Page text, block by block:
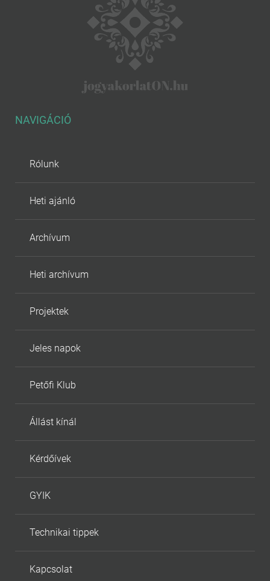
NAVIGÁCIÓ
Rólunk
Heti ajánló
Archívum
Heti archívum
Projektek
Jeles napok
Petőfi Klub
Állást kínál
Kérdőívek
GYIK
Technikai tippek
Kapcsolat